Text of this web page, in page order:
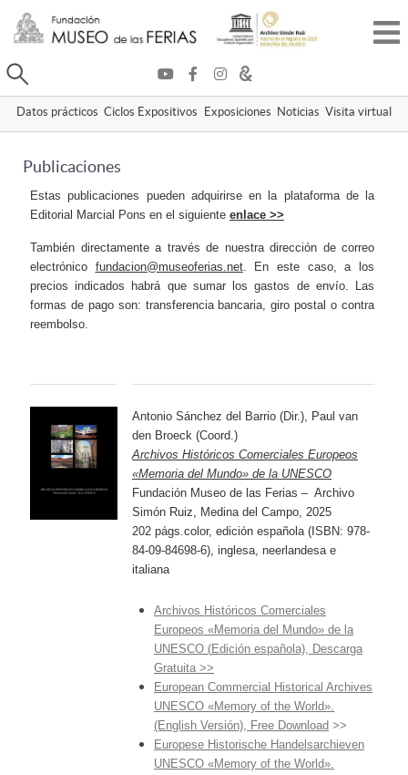
Buscar
Datos prácticos Ciclos Expositivos Exposiciones Noticias Visita virtual
Publicaciones
Estas publicaciones pueden adquirirse en la plataforma de la
Editorial Marcial Pons en el siguiente enlace >>
También directamente a través de nuestra dirección de correo
electrónico fundacion@museoferias.net. En este caso, a los
precios indicados habrá que sumar los gastos de envío. Las
formas de pago son: transferencia bancaria, giro postal o contra
reembolso.
Antonio Sánchez del Barrio (Dir.), Paul van
den Broeck (Coord.)
Archivos Históricos Comerciales Europeos
«Memoria del Mundo» de la UNESCO
Fundación Museo de las Ferias – Archivo
Simón Ruiz, Medina del Campo, 2025
202 págs.color, edición española (ISBN: 978-
84-09-84698-6), inglesa, neerlandesa e
italiana
Archivos Históricos Comerciales
Europeos «Memoria del Mundo» de la
UNESCO (Edición española), Descarga
Gratuita >>
European Commercial Historical Archives
UNESCO «Memory of the World».
(English Versión), Free Download >>
Europese Historische Handelsarchieven
UNESCO «Memory of the World».